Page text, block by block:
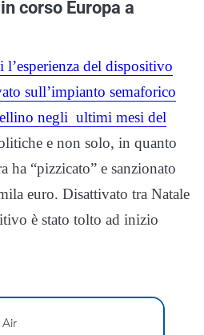
corso Europa a
l’esperienza del dispositivo
sull’impianto semaforico
negli ultimi mesi del
e non solo, in quanto
ha “pizzicato” e sanzionato
euro. Disattivato tra Natale
è stato tolto ad inizio